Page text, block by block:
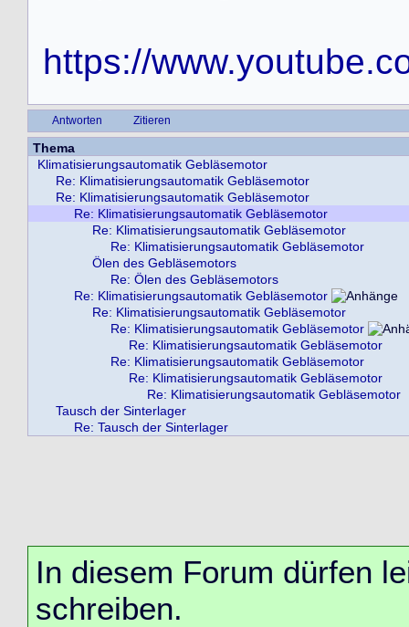
https://
Antworten Zitieren
Thema
Klimatisierungsautomatik Gebläsemotor
Re: Klimatisierungsautomatik Gebläsemotor
Re: Klimatisierungsautomatik Gebläsemotor
Re: Klimatisierungsautomatik Gebläsemotor
Re: Klimatisierungsautomatik Gebläsemotor
Re: Klimatisierungsautomatik Gebläsemotor
Ölen des Gebläsemotors
Re: Ölen des Gebläsemotors
Re: Klimatisierungsautomatik Gebläsemotor
Re: Klimatisierungsautomatik Gebläsemotor
Re: Klimatisierungsautomatik Gebläsemotor
Re: Klimatisierungsautomatik Gebläsemotor
Re: Klimatisierungsautomatik Gebläsemotor
Re: Klimatisierungsautomatik Gebläsemotor
Re: Klimatisierungsautomatik Gebläsemotor
Tausch der Sinterlager
Re: Tausch der Sinterlager
In diesem Forum dürfen
schreiben.